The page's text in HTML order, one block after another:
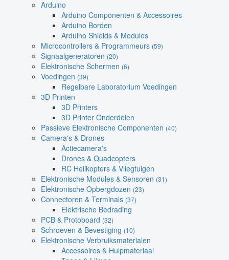
Arduino
Arduino Componenten & Accessoires
Arduino Borden
Arduino Shields & Modules
Microcontrollers & Programmeurs (59)
Signaalgeneratoren (20)
Elektronische Schermen (6)
Voedingen (39)
Regelbare Laboratorium Voedingen
3D Printen
3D Printers
3D Printer Onderdelen
Passieve Elektronische Componenten (40)
Camera's & Drones
Actiecamera's
Drones & Quadcopters
RC Helikopters & Vliegtuigen
Elektronische Modules & Sensoren (31)
Elektronische Opbergdozen (23)
Connectoren & Terminals (37)
Elektrische Bedrading
PCB & Protoboard (32)
Schroeven & Bevestiging (10)
Elektronische Verbruiksmaterialen
Accessoires & Hulpmateriaal